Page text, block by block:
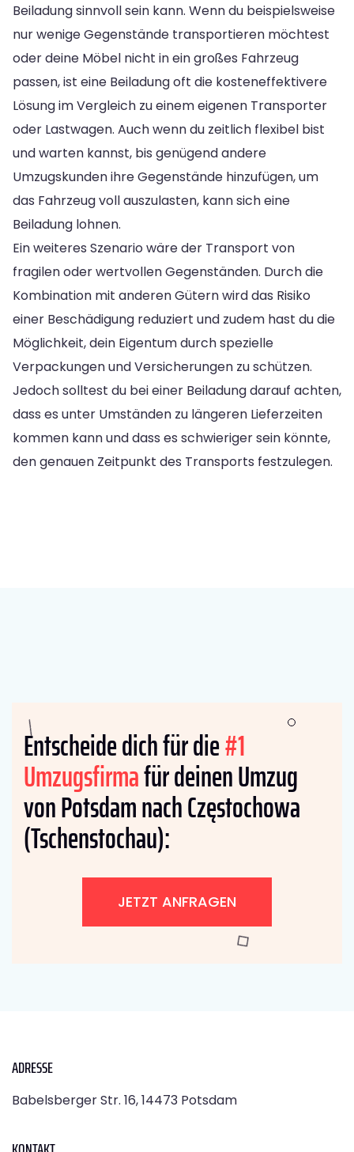
Beiladung sinnvoll sein kann. Wenn du beispielsweise
nur wenige Gegenstände transportieren möchtest
oder deine Möbel nicht in ein großes Fahrzeug
passen, ist eine Beiladung oft die kosteneffektivere
Lösung im Vergleich zu einem eigenen Transporter
oder Lastwagen. Auch wenn du zeitlich flexibel bist
und warten kannst, bis genügend andere
Umzugskunden ihre Gegenstände hinzufügen, um
das Fahrzeug voll auszulasten, kann sich eine
Beiladung lohnen.
Ein weiteres Szenario wäre der Transport von
fragilen oder wertvollen Gegenständen. Durch die
Kombination mit anderen Gütern wird das Risiko
einer Beschädigung reduziert und zudem hast du die
Möglichkeit, dein Eigentum durch spezielle
Verpackungen und Versicherungen zu schützen.
Jedoch solltest du bei einer Beiladung darauf achten,
dass es unter Umständen zu längeren Lieferzeiten
kommen kann und dass es schwieriger sein könnte,
den genauen Zeitpunkt des Transports festzulegen.
Entscheide dich für die#1
Umzugsfirmafür deinen Umzug
von Potsdam nach Częstochowa
(Tschenstochau):
JETZT ANFRAGEN
ADRESSE
Babelsberger Str. 16, 14473 Potsdam